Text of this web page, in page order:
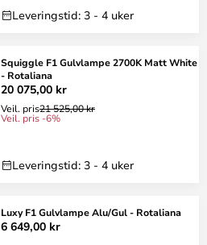
Leveringstid: 3 - 4 uker
Squiggle F1 Gulvlampe 2700K Matt White
- Rotaliana
20 075,00 kr
Veil. pris21 525,00 kr
Veil. pris -6%
Leveringstid: 3 - 4 uker
Luxy F1 Gulvlampe Alu/Gul - Rotaliana
6 649,00 kr